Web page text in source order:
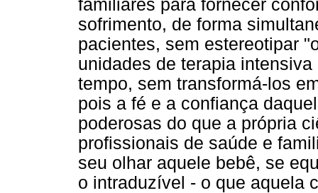
familiares para fornecer
sofrimento, de forma
pacientes, sem estereotipar
unidades de terapia
tempo, sem transformá-los
pois a fé e a confiança
poderosas do que a própria
profissionais de saúde e
seu olhar aquele bebê, se
o intraduzível - o que aquela